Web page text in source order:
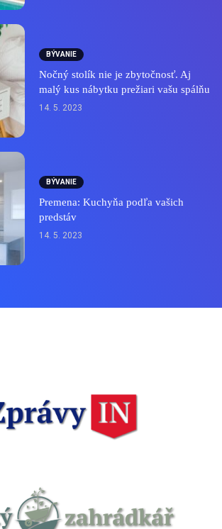
BÝVANIE
Nočný stolík nie je zbytočnosť. Aj
malý kus nábytku prežiari vašu spálňu
14. 5. 2023
BÝVANIE
Premena: Kuchyňa podľa vašich
predstáv
14. 5. 2023